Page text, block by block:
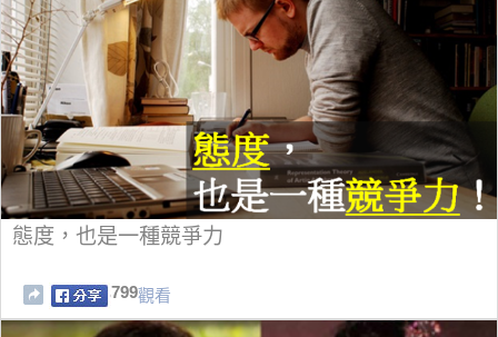
態度，也是一種競爭力
799觀看